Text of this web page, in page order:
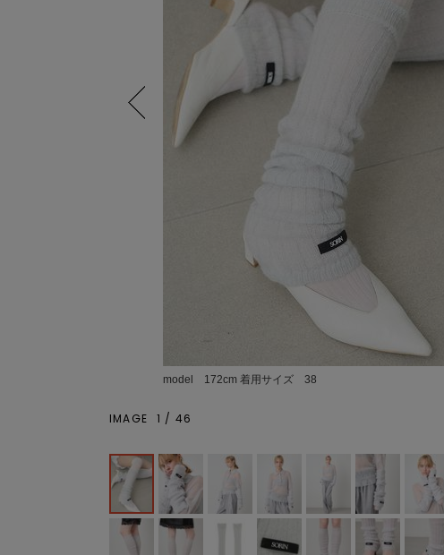
model 172cm 着用サイズ 38
IMAGE 1 / 46